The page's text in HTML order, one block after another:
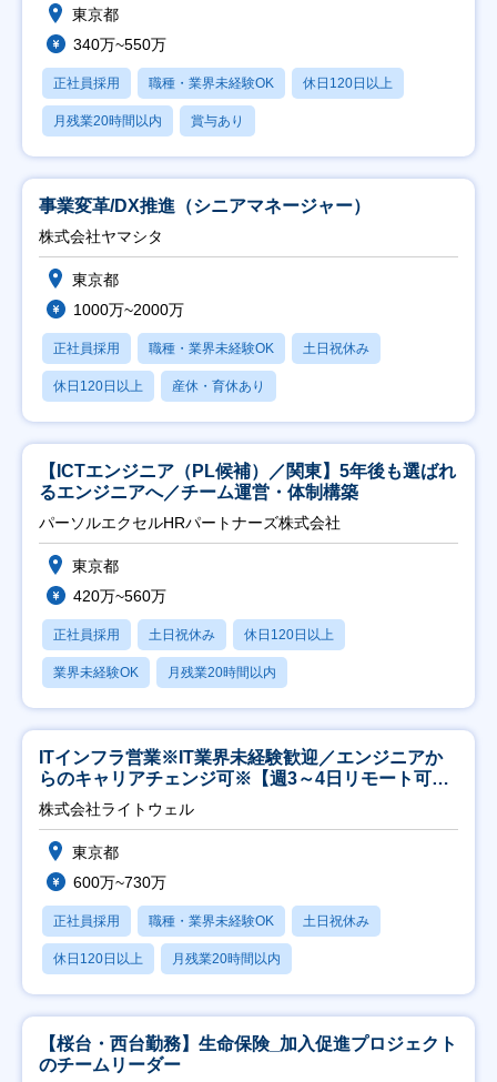
東京都
340万~550万
正社員採用 職種・業界未経験OK 休日120日以上
月残業20時間以内 賞与あり
事業変革/DX推進（シニアマネージャー）
株式会社ヤマシタ
東京都
1000万~2000万
正社員採用 職種・業界未経験OK 土日祝休み
休日120日以上 産休・育休あり
【ICTエンジニア（PL候補）／関東】5年後も選ばれ
るエンジニアへ／チーム運営・体制構築
パーソルエクセルHRパートナーズ株式会社
東京都
420万~560万
正社員採用 土日祝休み 休日120日以上
業界未経験OK 月残業20時間以内
ITインフラ営業※IT業界未経験歓迎／エンジニアか
らのキャリアチェンジ可※【週3～4日リモート可
能】
株式会社ライトウェル
東京都
600万~730万
正社員採用 職種・業界未経験OK 土日祝休み
休日120日以上 月残業20時間以内
【桜台・西台勤務】生命保険_加入促進プロジェクト
のチームリーダー